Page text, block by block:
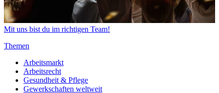
Mit uns bist du im richtigen Team!
Themen
Arbeitsmarkt
Arbeitsrecht
Gesundheit & Pflege
Gewerkschaften weltweit